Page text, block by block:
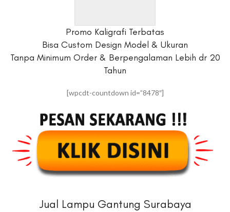
Promo Kaligrafi Terbatas
Bisa Custom Design Model & Ukuran
Tanpa Minimum Order & Berpengalaman Lebih dr 20
Tahun
[wpcdt-countdown id=”8478″]
Jual Lampu Gantung Surabaya